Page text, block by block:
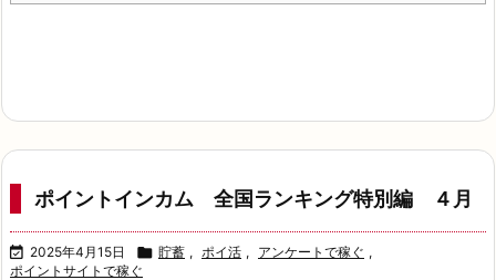
ポイントインカム 全国ランキング特別編 ４月
 2025年4月15日  貯蓄 , ポイ活 , アンケートで稼ぐ ,
ポイントサイトで稼ぐ